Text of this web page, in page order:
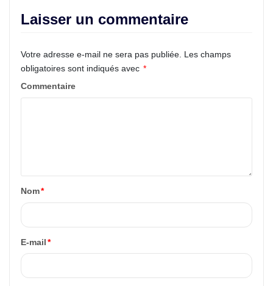
Laisser un commentaire
Votre adresse e-mail ne sera pas publiée.
Les champs
obligatoires sont indiqués avec *
Commentaire
Nom*
E-mail *